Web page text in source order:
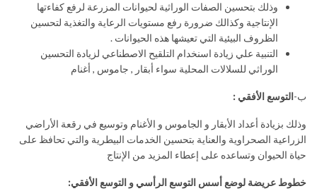
وذلك بتحسين الصفات الوراثية لحيوانات المزرعة لرفع كفاءتها
الإنتاجية وكذالك ضرورة رفع مستويات الرعاية والتغذية لتحسين
الظروف البيئية التي تعيشها هذه الحيوانات .
التنبية علي زيادة اسنخدام التلقيح الاصطناعي لزيادة التحسين
الوراثي للسلالات المحلية سواء أبقار , جاموس , أغنام
ب-التوسع الأفقي :
وذلك بزيادة أعداد الأبقار و الجاموس و الأغنام وتوسيع في رقعة الأراضي
الزراعية الصحراوية والعناية بتحسين الخدمات البيطرية والتي تحافظ على
حياة الحيوان وتساعده على إعطاء المزيد من الإنتاج
خطوط عريضة لوضع أسس التوسع الرأسي و التوسع الأفقي: